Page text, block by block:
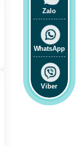
Zalo
WhatsApp
Viber